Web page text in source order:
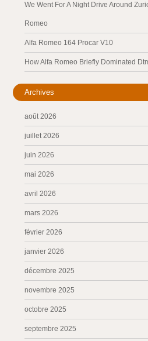
We Went For A Night Drive Around
Romeo
Alfa Romeo 164 Procar V10
How Alfa Romeo Briefly Dominated
Archives
août 2026
juillet 2026
juin 2026
mai 2026
avril 2026
mars 2026
février 2026
janvier 2026
décembre 2025
novembre 2025
octobre 2025
septembre 2025